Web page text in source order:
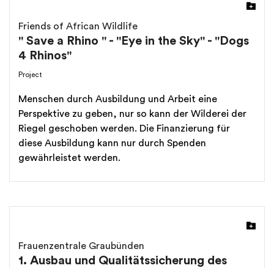
Friends of African Wildlife
" Save a Rhino " - "Eye in the Sky" - "Dogs
4 Rhinos"
Project
Menschen durch Ausbildung und Arbeit eine
Perspektive zu geben, nur so kann der Wilderei der
Riegel geschoben werden. Die Finanzierung für
diese Ausbildung kann nur durch Spenden
gewährleistet werden.
Frauenzentrale Graubünden
1. Ausbau und Qualitätssicherung des